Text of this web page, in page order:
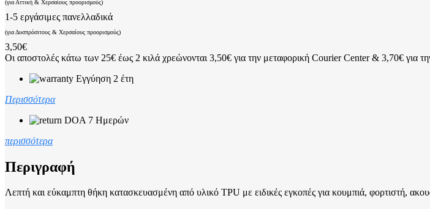
(για Αττική & Χερσαίους προορισμούς)
1-5 εργάσιμες πανελλαδικά
(για Δυσπρόσιτους & Χερσαίους προορισμούς)
3,50€
Οι αποστολές κάτω των 25€ έως 2 κιλά χρεώνονται 3,50€ για την μεταφορική Courier Center & 3,70€ για
Εγγύηση 2 έτη
Περισσότερα
DOA 7 Ημερών
περισσότερα
Περιγραφή
Λεπτή και εύκαμπτη θήκη κατασκευασμένη από υλικό TPU με ειδικές εγκοπές για κουμπιά, φορτιστή,